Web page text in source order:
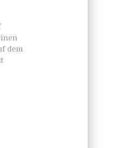
dem